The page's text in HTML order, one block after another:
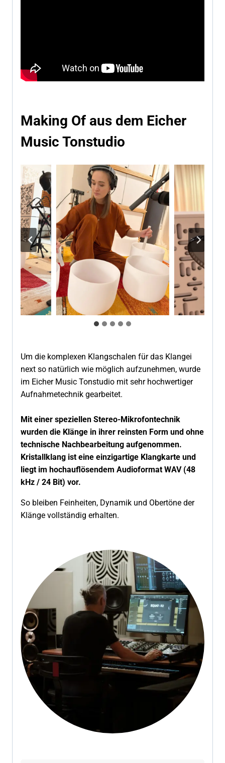
Making Of aus dem Eicher
Music Tonstudio
Um die komplexen Klangschalen für das Klangei
next so natürlich wie möglich aufzunehmen, wurde
im Eicher Music Tonstudio mit sehr hochwertiger
Aufnahmetechnik gearbeitet.
Mit einer speziellen Stereo-Mikrofontechnik
wurden die Klänge in ihrer reinsten Form und ohne
technische Nachbearbeitung aufgenommen.
Kristallklang ist eine einzigartige Klangkarte und
liegt im hochauflösendem Audioformat WAV (48
kHz / 24 Bit) vor.
So bleiben Feinheiten, Dynamik und Obertöne der
Klänge vollständig erhalten.